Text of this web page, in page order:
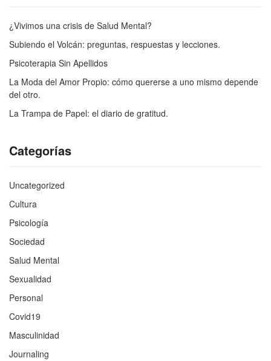
¿Vivimos una crisis de Salud Mental?
Subiendo el Volcán: preguntas, respuestas y lecciones.
Psicoterapia Sin Apellidos
La Moda del Amor Propio: cómo quererse a uno mismo depende
del otro.
La Trampa de Papel: el diario de gratitud.
Categorías
Uncategorized
Cultura
Psicología
Sociedad
Salud Mental
Sexualidad
Personal
Covid19
Masculinidad
Journaling